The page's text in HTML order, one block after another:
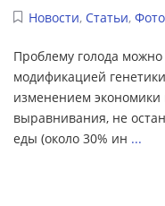
Новости, Статьи, Фото
Проблему голода
модификацией
изменением
выравнивания, не
еды (около 30% ин ...